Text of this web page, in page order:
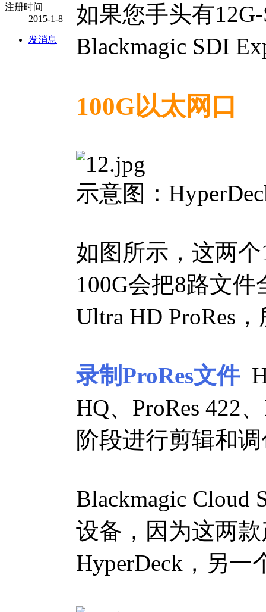
注册时间
2015-1-8
发消息
如果您手头有
Blackmagic SDI
100G以太网口
示意图：
如图所示，这两个
100G会把8路文
Ultra HD ProRes
录制ProRes文件
HQ、ProRes 422
阶段进行剪辑和
Blackmagic Cloud
设备，因为这两
HyperDeck，另